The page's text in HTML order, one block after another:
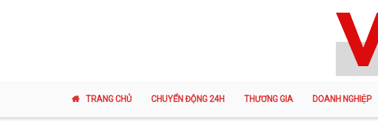
TRANG CHỦ CHUYỂN ĐỘNG 24H THƯƠNG GIA DOANH NGHIỆP